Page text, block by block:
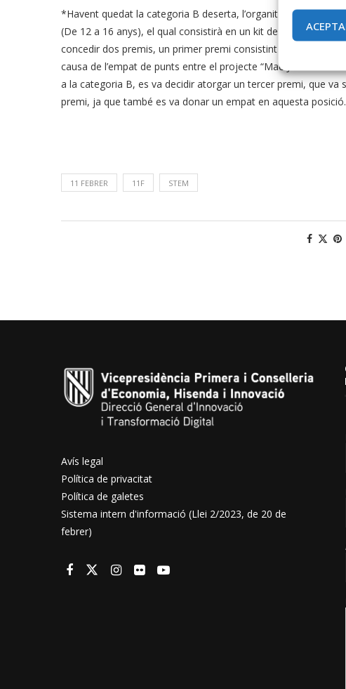
*Havent quedat la categoria B deserta, l’organització ha
(De 12 a 16 anys), el qual consistirà en un kit de robòtica
concedir dos premis, un primer premi consistint en un
causa de l’empat de punts entre el projecte “Mae Jemison” i
a la categoria B, es va decidir atorgar un tercer premi, que
premi, ja que també es va donar un empat en aquesta posició.
11 FEBRER 11F STEM
Avís legal
Política de privacitat
Política de galetes
Sistema intern d'informació (Llei 2/2023, de 20 de
febrer)